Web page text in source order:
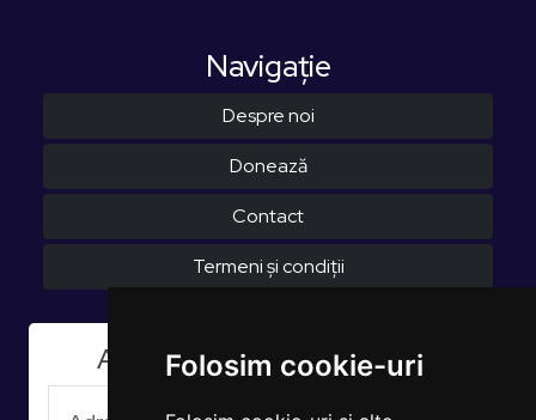
Folosim cookie-uri
Navigaţie
Despre noi
Donează
Contact
Termeni și condiții
Aboneaza-te la Newsletter